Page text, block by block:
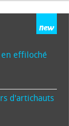
en effiloché
d'artichauts